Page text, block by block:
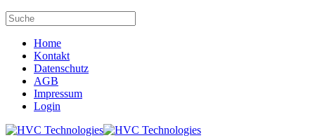
Home
Kontakt
Datenschutz
AGB
Impressum
Login